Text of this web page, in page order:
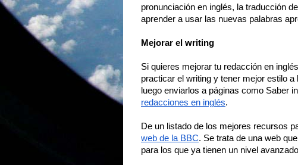
pronunciación en inglés, la traducción
aprender a usar las nuevas palabras
Mejorar el writing
Si quieres mejorar tu redacción en
practicar el writing y tener mejor estilo
luego enviarlos a páginas como Saber
redacciones en inglés.
De un listado de los mejores recursos
web de la BBC. Se trata de una web
para los que ya tienen un nivel